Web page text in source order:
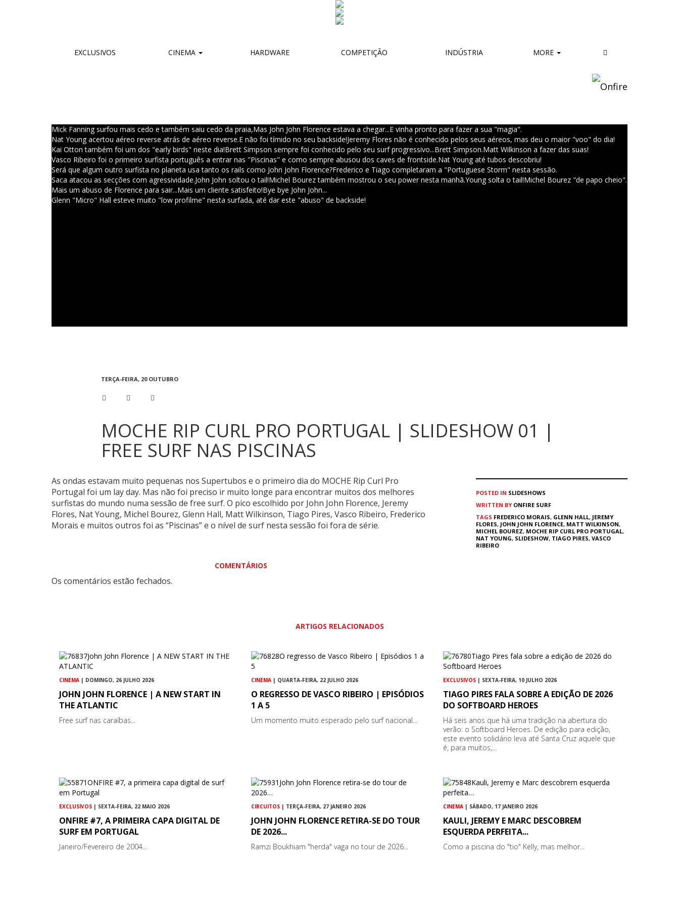
EXCLUSIVOS CINEMA HARDWARE COMPETIÇÃO INDÚSTRIA MORE
Mick Fanning surfou mais cedo e também saiu cedo da praia,Mas John John Florence estava a chegar...E vinha pronto para fazer a sua "magia".
Nat Young acertou aéreo reverse atrás de aéreo reverse.E não foi tímido no seu backside!Jeremy Flores não é conhecido pelos seus aéreos, mas deu o maior "voo" do dia!
Kai Otton também foi um dos "early birds" neste dia!Brett Simpson sempre foi conhecido pelo seu surf progressivo...Brett Simpson.Matt Wilkinson a fazer das suas!
Vasco Ribeiro foi o primeiro surfista português a entrar nas "Piscinas" e como sempre abusou dos caves de frontside.Nat Young até tubos descobriu!
Será que algum outro surfista no planeta usa tanto os rails como John John Florence?Frederico e Tiago completaram a "Portuguese Storm" nesta sessão.
Saca atacou as secções com agressividade.John John soltou o tail!Michel Bourez também mostrou o seu power nesta manhã.Young solta o tail!Michel Bourez "de papo cheio".
Mais um abuso de Florence para sair...Mais um cliente satisfeito!Bye bye John John...
Glenn "Micro" Hall esteve muito "low profilme" nesta surfada, até dar este "abuso" de backside!
TERÇA-FEIRA, 20 OUTUBRO
MOCHE RIP CURL PRO PORTUGAL | SLIDESHOW 01 |
FREE SURF NAS PISCINAS
As ondas estavam muito pequenas nos Supertubos e o primeiro dia do MOCHE Rip Curl Pro
Portugal foi um lay day. Mas não foi preciso ir muito longe para encontrar muitos dos melhores
surfistas do mundo numa sessão de free surf. O pico escolhido por John John Florence, Jeremy
Flores, Nat Young, Michel Bourez, Glenn Hall, Matt Wilkinson, Tiago Pires, Vasco Ribeiro, Frederico
Morais e muitos outros foi as “Piscinas” e o nível de surf nesta sessão foi fora de série.
COMENTÁRIOS
Os comentários estão fechados.
POSTED IN SLIDESHOWS
WRITTEN BY ONFIRE SURF
TAGS FREDERICO MORAIS, GLENN HALL, JEREMY
FLORES, JOHN JOHN FLORENCE, MATT WILKINSON,
MICHEL BOUREZ, MOCHE RIP CURL PRO PORTUGAL,
NAT YOUNG, SLIDESHOW, TIAGO PIRES, VASCO
RIBEIRO
ARTIGOS RELACIONADOS
CINEMA | DOMINGO, 26 JULHO 2026
JOHN JOHN FLORENCE | A NEW START IN
THE ATLANTIC
Free surf nas caraíbas...
CINEMA | QUARTA-FEIRA, 22 JULHO 2026
O REGRESSO DE VASCO RIBEIRO | EPISÓDIOS
1 A 5
Um momento muito esperado pelo surf nacional...
EXCLUSIVOS | SEXTA-FEIRA, 10 JULHO 2026
TIAGO PIRES FALA SOBRE A EDIÇÃO DE 2026
DO SOFTBOARD HEROES
Há seis anos que há uma tradição na abertura do
verão: o Softboard Heroes. De edição para edição,
este evento solidário leva até Santa Cruz aquele que
é, para muitos,…
EXCLUSIVOS | SEXTA-FEIRA, 22 MAIO 2026
ONFIRE #7, A PRIMEIRA CAPA DIGITAL DE
SURF EM PORTUGAL
Janeiro/Fevereiro de 2004...
CIRCUITOS | TERÇA-FEIRA, 27 JANEIRO 2026
JOHN JOHN FLORENCE RETIRA-SE DO TOUR
DE 2026...
Ramzi Boukhiam "herda" vaga no tour de 2026...
CINEMA | SÁBADO, 17 JANEIRO 2026
KAULI, JEREMY E MARC DESCOBREM
ESQUERDA PERFEITA...
Como a piscina do "tio" Kelly, mas melhor...